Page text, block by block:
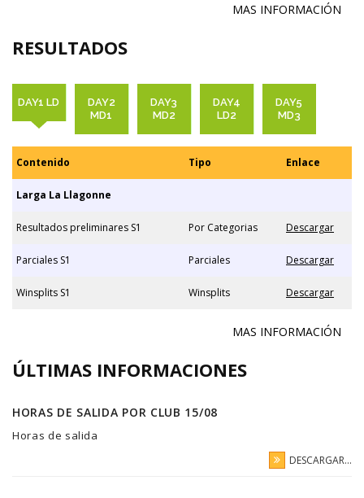
MAS INFORMACIÓN
RESULTADOS
DAY1 LD
DAY2
MD1
DAY3
MD2
DAY4
LD2
DAY5
MD3
Contenido Tipo Enlace
Larga La Llagonne
Resultados preliminares S1 Por Categorias Descargar
Parciales S1 Parciales Descargar
Winsplits S1 Winsplits Descargar
MAS INFORMACIÓN
ÚLTIMAS INFORMACIONES
HORAS DE SALIDA POR CLUB 15/08
Horas de salida
DESCARGAR...